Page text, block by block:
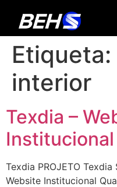
Etiqueta:
interior
Texdia –
Texdia PROJETO Texdia
Website Institucional